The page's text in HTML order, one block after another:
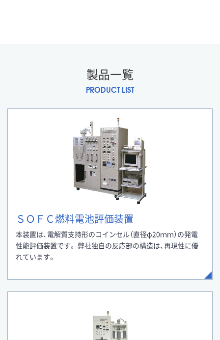
製品一覧
PRODUCT LIST
ＳＯＦＣ燃料電池評価装置
本装置は、電解質支持形のコインセル（直径φ20ｍｍ）の発電
性能評価装置です。 弊社独自の反応部の構造は、再現性に優
れています。